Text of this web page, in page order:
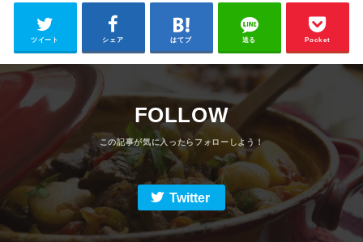
ツイート シェア はてブ 送る Pocket
FOLLOW
Twitter